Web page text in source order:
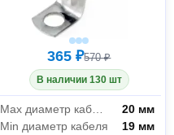
365 ₽570 ₽
В наличии 130 шт
Max диаметр кабеля
20 мм
Min диаметр кабеля
19 мм